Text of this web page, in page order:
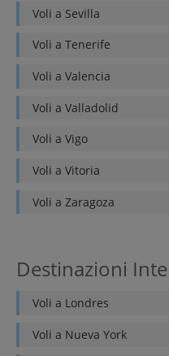
Voli a Sevilla
Voli a Tenerife
Voli a Valencia
Voli a Valladolid
Voli a Vigo
Voli a Vitoria
Voli a Zaragoza
Destinazioni
Voli a Londres
Voli a Nueva York